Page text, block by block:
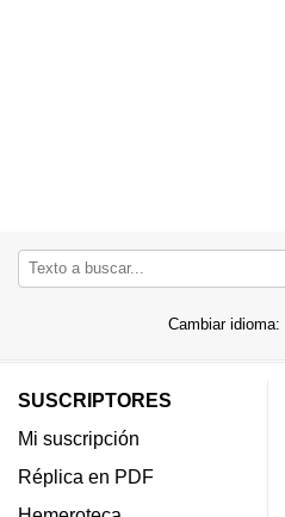
Cambiar idioma:
SUSCRIPTORES
Mi suscripción
Réplica en PDF